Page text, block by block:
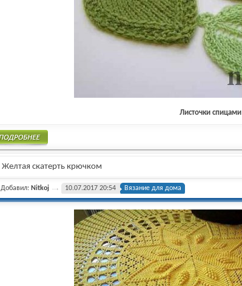
Листочки спицами
Желтая скатерть крючком
Добавил: Nitkoj 10.07.2017 20:54 Вязание для дома